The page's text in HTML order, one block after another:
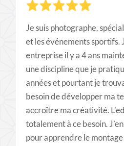
Je suis photographe,
et les événements sportifs.
entreprise il y a 4 ans
une discipline que je
années et pourtant je
besoin de développer ma
accroître ma créativité.
totalement à ce besoin.
pour apprendre le